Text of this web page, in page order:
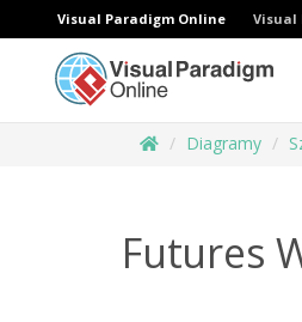
Visual Paradigm Online Visual
Diagramy
Futures